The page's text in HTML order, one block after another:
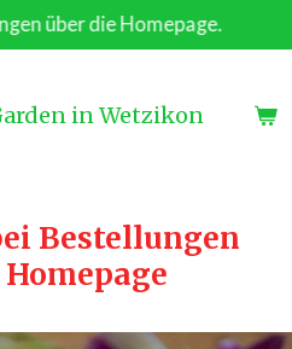
über die Homepage.
in Wetzikon
Bestellungen